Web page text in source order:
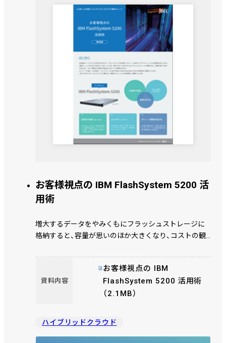
お客様視点の IBM FlashSystem 5200 活
用術
増大するデータをやみくもにフラッシュストレージに
格納すると、容量が思いのほか大きくなり、コストの観
そこで、「より速く、より安価で、コンパクト！」の 3 拍子
が揃った IBM FlashSystem 5200 の活用例をご提案いた
します。 ＪＢＣＣモダナイゼーションクリニック（無
料）は、最適なソリューションをお客様にご提案いたし
資料内容
お客様視点の IBM
FlashSystem 5200 活用術
（2.1MB）
ハイブリッドクラウド